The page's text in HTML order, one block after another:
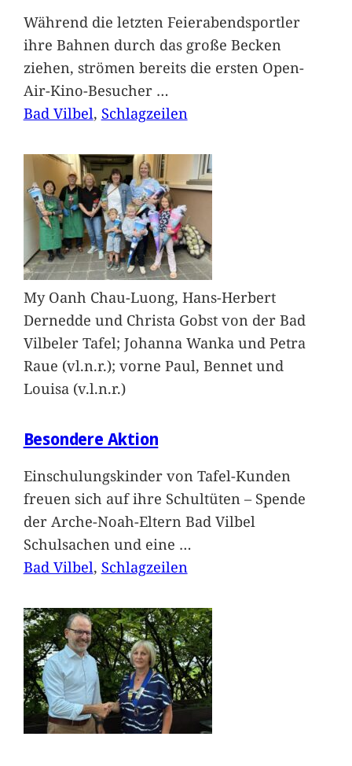
Während die letzten Feierabendsportler
ihre Bahnen durch das große Becken
ziehen, strömen bereits die ersten Open-
Air-Kino-Besucher …
Bad Vilbel, Schlagzeilen
My Oanh Chau-Luong, Hans-Herbert
Dernedde und Christa Gobst von der Bad
Vilbeler Tafel; Johanna Wanka und Petra
Raue (vl.n.r.); vorne Paul, Bennet und
Louisa (v.l.n.r.)
Besondere Aktion
Einschulungskinder von Tafel-Kunden
freuen sich auf ihre Schultüten – Spende
der Arche-Noah-Eltern Bad Vilbel
Schulsachen und eine …
Bad Vilbel, Schlagzeilen